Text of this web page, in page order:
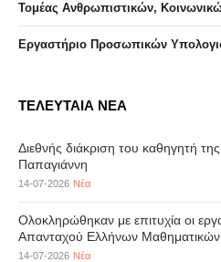
Τομέας Ανθρωπιστικών,
Eργαστήριo Προσωπικών
ΤΕΛΕΥΤΑΙΑ ΝΕΑ
Διεθνής διάκριση του καθηγητή
Παπαγιάννη
14-07-2026 Νέα
Ολοκληρώθηκαν με επιτυχία οι
Απανταχού Ελλήνων
14-07-2026 Νέα